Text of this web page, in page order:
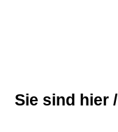
Sie sind hier /